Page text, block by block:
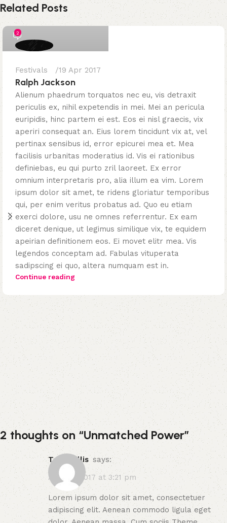
Related Posts
Le-Vaughn Marshall
2
Festivals 19 Apr 2017
Ralph Jackson
Alienum phaedrum torquatos nec eu, vis detraxit
periculis ex, nihil expetendis in mei. Mei an pericula
euripidis, hinc partem ei est. Eos ei nisl graecis, vix
aperiri consequat an. Eius lorem tincidunt vix at, vel
pertinax sensibus id, error epicurei mea et. Mea
facilisis urbanitas moderatius id. Vis ei rationibus
definiebas, eu qui purto zril laoreet. Ex error
omnium interpretaris pro, alia illum ea vim. Lorem
ipsum dolor sit amet, te ridens gloriatur temporibus
qui, per enim veritus probatus ad. Quo eu etiam
exerci dolore, usu ne omnes referrentur. Ex eam
diceret denique, ut legimus similique vix, te equidem
apeirian definitionem eos. Ei movet elitr mea. Vis
legendos conceptam ad. Fabulas vituperata
sadipscing ei quo, altera numquam est in.
Continue reading
2 thoughts on “Unmatched Power”
Tom Willis says:
April 21, 2017 at 3:21 pm
Lorem ipsum dolor sit amet, consectetuer
adipiscing elit. Aenean commodo ligula eget